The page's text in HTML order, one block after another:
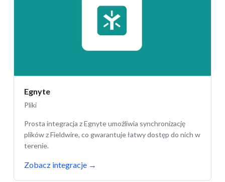
Egnyte
Pliki
Prosta integracja z Egnyte umożliwia synchronizację
plików z Fieldwire, co gwarantuje łatwy dostęp do nich w
terenie.
Zobacz integracje →